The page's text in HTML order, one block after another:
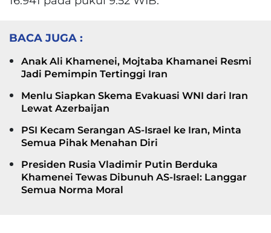
BACA JUGA :
Anak Ali Khamenei, Mojtaba Khamanei Resmi
Jadi Pemimpin Tertinggi Iran
Menlu Siapkan Skema Evakuasi WNI dari Iran
Lewat Azerbaijan
PSI Kecam Serangan AS-Israel ke Iran, Minta
Semua Pihak Menahan Diri
Presiden Rusia Vladimir Putin Berduka
Khamenei Tewas Dibunuh AS-Israel: Langgar
Semua Norma Moral